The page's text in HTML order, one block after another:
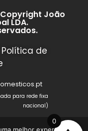
João
LDA.
Política de
para rede fixa
nacional)
0